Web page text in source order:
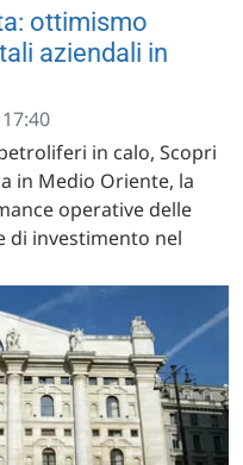
ottimismo
aziendali in
in calo, Scopri
in Medio Oriente, la
operative delle
di investimento nel